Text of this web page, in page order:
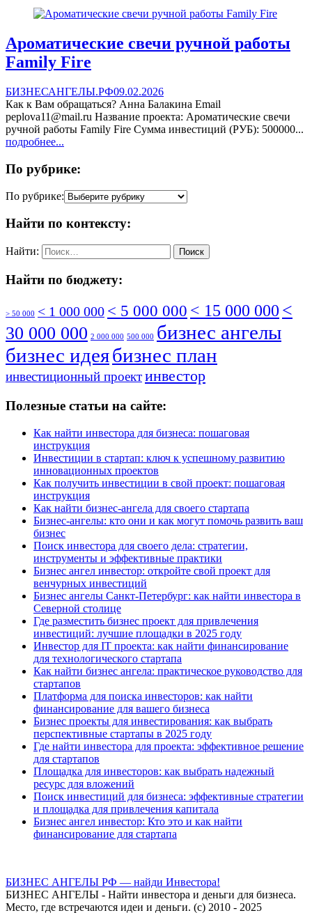
Ароматические свечи ручной работы
Family Fire
БИЗНЕСАНГЕЛЫ.РФ09.02.2026
Как к Вам обращаться? Анна Балакина Email
peplova11@mail.ru Название проекта: Ароматические свечи
ручной работы Family Fire Сумма инвестиций (РУБ): 500000...
подробнее...
По рубрике:
По рубрике:
Найти по контексту:
Найти:
Найти по бюджету:
> 50 000 < 1 000 000 < 5 000 000 < 15 000 000 <
30 000 000 2 000 000 500 000 бизнес ангелы
бизнес идеябизнес план
инвестиционный проект инвестор
Полезные статьи на сайте:
Как найти инвестора для бизнеса: пошаговая
инструкция
Инвестиции в стартап: ключ к успешному развитию
инновационных проектов
Как получить инвестиции в свой проект: пошаговая
инструкция
Как найти бизнес-ангела для своего стартапа
Бизнес-ангелы: кто они и как могут помочь развить ваш
бизнес
Поиск инвестора для своего дела: стратегии,
инструменты и эффективные практики
Бизнес ангел инвестор: откройте свой проект для
венчурных инвестиций
Бизнес ангелы Санкт-Петербург: как найти инвестора в
Северной столице
Где разместить бизнес проект для привлечения
инвестиций: лучшие площадки в 2025 году
Инвестор для IT проекта: как найти финансирование
для технологического стартапа
Как найти бизнес ангела: практическое руководство для
стартапов
Платформа для поиска инвесторов: как найти
финансирование для вашего бизнеса
Бизнес проекты для инвестирования: как выбрать
перспективные стартапы в 2025 году
Где найти инвестора для проекта: эффективное решение
для стартапов
Площадка для инвесторов: как выбрать надежный
ресурс для вложений
Поиск инвестиций для бизнеса: эффективные стратегии
и площадка для привлечения капитала
Бизнес ангел инвестор: Кто это и как найти
финансирование для стартапа
БИЗНЕС АНГЕЛЫ РФ — найди Инвестора!
БИЗНЕС АНГЕЛЫ - Найти инвестора и деньги для бизнеса.
Место, где встречаются идеи и деньги. (с) 2010 - 2025